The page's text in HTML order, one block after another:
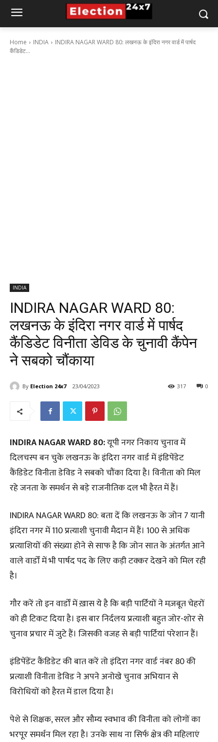
Home INDIA
INDIRA NAGAR WARD 80: लखनऊ के इंदिरा नगर वार्ड में पार्षद
कैंडिडेट...
INDIA
INDIRA NAGAR WARD 80:
लखनऊ के इंदिरा नगर वार्ड में पार्षद
कैंडिडेट विनीता डेविड के चुनावी कैंपेन
ने सबको चौंकाया
By Election 24x7 23/04/2023 0
317
INDIRA NAGAR WARD 80:यूपी नगर निकाय चुनाव में
दिलचस्प बन चुके लखनऊ के इंदिरा नगर वार्ड में इंडिपेंडेट
कैंडिडेट विनीता डेविड ने सबको चौंका दिया है। विनीता को मिल
रहे जनता के समर्थन से बड़े राजनीतिक दल भी हैरत में हैं।
INDIRA NAGAR WARD 80: बता दें कि लखनऊ के जोन 7 यानी
इंदिरा नगर में 110 प्रत्याशी चुनावी मैदान में हैं। 100 से अधिक
प्रत्याशियों की संख्या होने से साफ है कि जोन सात के अंतर्गत आने
वाले वार्डों में भी पार्षद पद के लिए कड़ी टक्कर देखने को मिल रही
है।
गौर करें तो इन वार्डों में ख़ास ये है कि बड़ी पार्टियों ने मज़बूत चेहरों
को ही टिकट दिया है। इस बार निर्दलय प्रत्याशी बहुत जोर-शोर से
चुनाव प्रचार में जुटे हैं। जिसकी वजह से बड़ी पार्टियां परेशान हैं।
इंडिपेंडेंट कैंडिडेट की बात करें तो इंदिरा नगर वार्ड नंबर 80 की
प्रत्याशी विनीता डेविड ने अपने अनोखे चुनाव अभियान से
विरोधियों को हैरत में डाल दिया है।
पेशे से शिक्षक, सरल और सौम्य स्वभाव की विनीता को लोगों का
भरपूर समर्थन मिल रहा है। उनके साथ ना सिर्फ क्षेत्र की महिलाएं